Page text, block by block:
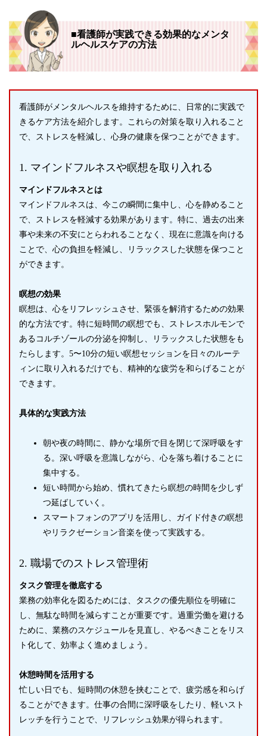
■看護師が実践できる効果的なメンタ
ルヘルスケアの方法
看護師がメンタルヘルスを維持するために、日常的に実践で
きるケア方法を紹介します。これらの対策を取り入れること
で、ストレスを軽減し、心身の健康を保つことができます。
1. マインドフルネスや瞑想を取り入れる
マインドフルネスとは
マインドフルネスは、今この瞬間に集中し、心を静めること
で、ストレスを軽減する効果があります。特に、過去の出来
事や未来の不安にとらわれることなく、現在に意識を向ける
ことで、心の負担を軽減し、リラックスした状態を保つこと
ができます。
瞑想の効果
瞑想は、心をリフレッシュさせ、緊張を解消するための効果
的な方法です。特に短時間の瞑想でも、ストレスホルモンで
あるコルチゾールの分泌を抑制し、リラックスした状態をも
たらします。5〜10分の短い瞑想セッションを日々のルーテ
ィンに取り入れるだけでも、精神的な疲労を和らげることが
できます。
具体的な実践方法
朝や夜の時間に、静かな場所で目を閉じて深呼吸をす
る。深い呼吸を意識しながら、心を落ち着けることに
集中する。
短い時間から始め、慣れてきたら瞑想の時間を少しず
つ延ばしていく。
スマートフォンのアプリを活用し、ガイド付きの瞑想
やリラクゼーション音楽を使って実践する。
2. 職場でのストレス管理術
タスク管理を徹底する
業務の効率化を図るためには、タスクの優先順位を明確に
し、無駄な時間を減らすことが重要です。過重労働を避ける
ために、業務のスケジュールを見直し、やるべきことをリス
ト化して、効率よく進めましょう。
休憩時間を活用する
忙しい日でも、短時間の休憩を挟むことで、疲労感を和らげ
ることができます。仕事の合間に深呼吸をしたり、軽いスト
レッチを行うことで、リフレッシュ効果が得られます。